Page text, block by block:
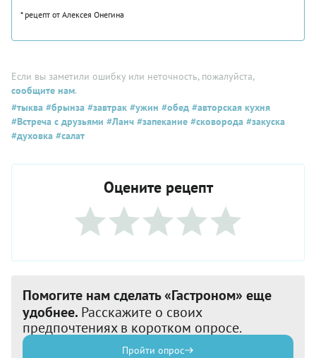
* рецепт от Алексея Онегина
Если вы заметили ошибку или неточность, пожалуйста,
сообщите нам.
#тыква #брынза #завтрак #ужин #обед #авторская кухня
#Встреча с друзьями #Ланч #запекание #сковорода #закуска
#духовка #салат
Оцените рецепт
Помогите нам сделать «Гастроном» еще
удобнее. Расскажите о своих
предпочтениях в коротком опросе.
Пройти опрос